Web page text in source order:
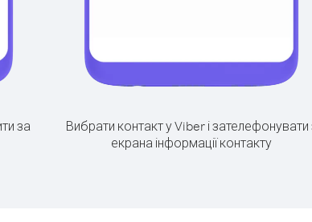
за
Вибрати контакт у Viber і зателефонувати
екрана інформації контакту